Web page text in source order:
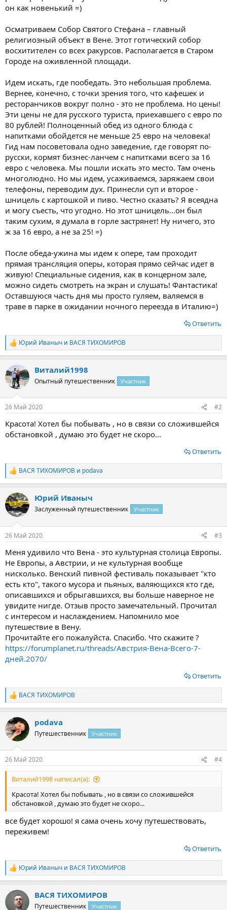
он как новенький =)
Осматриваем Собор Святого Стефана – главный
религиозный объект в Вене. Этот готический собор
восхитителен со всех ракурсов. Располагается в Старом
Городе на оживленной площади.
Идем искать, где пообедать. Это небольшая проблема.
Вернее, конечно, с точки зрения того, что кафешек и
ресторанчиков вокруг полно - это не проблема. Но цены!
Эти цены не для русского туриста, приехавшего с евро по
80 рублей! Полноценный обед из одного блюда с
напитками обойдется не меньше 25 евро на человека!
Гид нам посоветовала одно заведение, где говорят по-
русски, кормят бизнес-ланчем с напитками всего за 16
евро с человека. Мы пошли искать это место. Там очень
многолюдно. Но мы идем, усаживаемся, заряжаем свои
телефоны, переводим дух. Принесли суп и второе -
шницель с картошкой и пиво. Честно сказать? Я всеядна
и могу съесть, что угодно. Но этот шницель...он был
таким сухим, я думала в горле застрянет! Ну ничего, это
ж за 16 евро, а не за 25! =)
После обеда-ужина мы идем к опере, там проходит
прямая трансляция оперы, которая прямо сейчас идет в
живую! Специальные сидения, как в концерном зале,
можно сидеть смотреть на экран и слушать! Фантастика!
Оставшуюся часть дня мы просто гуляем, валяемся в
траве в парке в ожидании ночного переезда в Италию=)
Ответить
Р
е
к
ц
и
Юрий Иваныч и ВАСЯ ТИХОМИРОВ
Виталий1998
Опытный путешественник Участник
26 Май 2020 #2
Красота! Хотел бы побывать , но в связи со сложившейся
обстановкой , думаю это будет не скоро...
Ответить
Р
е
к
ц
и
ВАСЯ ТИХОМИРОВ и podava
Юрий Иваныч
Заслуженный путешественник Участник
26 Май 2020 #3
Меня удивило что Вена - это культурная столица Европы.
Не Европы, а Австрии, и не культурная вообще
нисколько. Венский пивной фестиваль показывает "кто
есть кто", такого мусора и пьяных, валяющихся кто где,
описавшихся и обрыгавшихся, вы больше наверное не
увидите нигде. Отзыв просто замечательный. Прочитал
с интересом и наслаждением. Напомнило мое
путешествие в Вену.
Прочитайте его пожалуйста. Спасибо. Что скажите ?
https://forumplanet.ru/threads/Австрия-Вена-Всего-7-
дней.2070/
Ответить
Р
е
к
ц
и
ВАСЯ ТИХОМИРОВ
podava
Путешественник Участник
26 Май 2020 #4
Виталий1998 написал(а):
Красота! Хотел бы побывать , но в связи со сложившейся
обстановкой , думаю это будет не скоро...
все будет хорошо! я сама очень хочу путешествовать,
переживем!
Ответить
Р
е
к
Юрий Иваныч и ВАСЯ ТИХОМИРОВ
ВАСЯ ТИХОМИРОВ
Путешественник Участник